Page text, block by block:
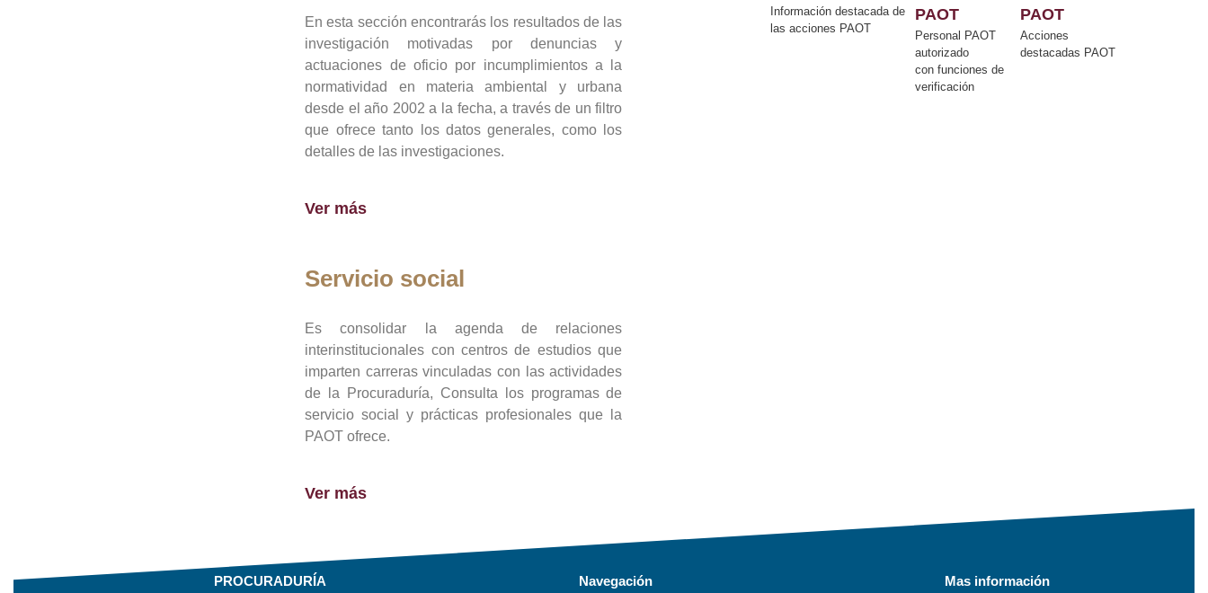
En esta sección encontrarás los resultados de las
investigación motivadas por denuncias y
actuaciones de oficio por incumplimientos a la
normatividad en materia ambiental y urbana
desde el año 2002 a la fecha, a través de un filtro
que ofrece tanto los datos generales, como los
detalles de las investigaciones.
Ver más
Servicio social
Es consolidar la agenda de relaciones
interinstitucionales con centros de estudios que
imparten carreras vinculadas con las actividades
de la Procuraduría, Consulta los programas de
servicio social y prácticas profesionales que la
PAOT ofrece.
Ver más
Información destacada de
las acciones PAOT
PAOT
Personal PAOT
autorizado
con funciones de
verificación
PAOT
Acciones
destacadas PAOT
PROCURADURÍA Navegación Mas información